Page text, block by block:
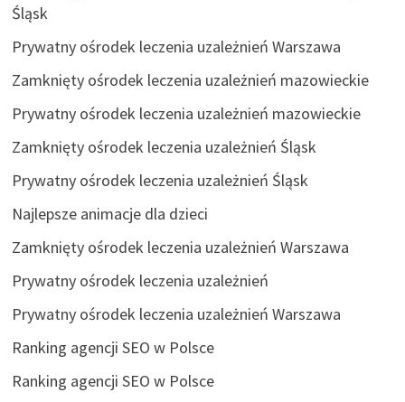
Śląsk
Prywatny ośrodek leczenia uzależnień Warszawa
Zamknięty ośrodek leczenia uzależnień mazowieckie
Prywatny ośrodek leczenia uzależnień mazowieckie
Zamknięty ośrodek leczenia uzależnień Śląsk
Prywatny ośrodek leczenia uzależnień Śląsk
Najlepsze animacje dla dzieci
Zamknięty ośrodek leczenia uzależnień Warszawa
Prywatny ośrodek leczenia uzależnień
Prywatny ośrodek leczenia uzależnień Warszawa
Ranking agencji SEO w Polsce
Ranking agencji SEO w Polsce